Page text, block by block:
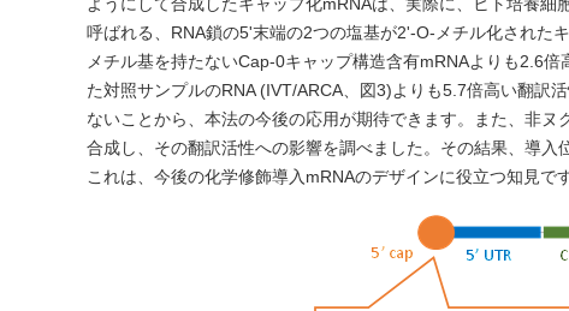
ようにして合成したキャップ化mRNAは、実際に、ヒト培養
呼ばれる、RNA鎖の5ʹ末端の2つの塩基が2ʹ-O-メチル化され
メチル基を持たないCap-0キャップ構造含有mRNAよりも2.6
た対照サンプルのRNA (IVT/ARCA、図3)よりも5.7倍高い翻訳
ないことから、本法の今後の応用が期待できます。また、非ヌ
合成し、その翻訳活性への影響を調べました。その結果、導入
これは、今後の化学修飾導入mRNAのデザインに役立つ知見です